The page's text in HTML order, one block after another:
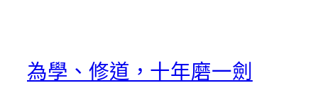
為學、修道，十年磨一劍